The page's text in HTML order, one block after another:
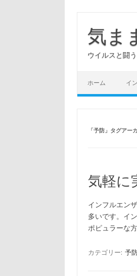
気ま
ウイルスと闘
ホーム イ
「予防」タグアー
気軽に
インフルエン
多いです。イ
ポピュラーな
カテゴリー: 予